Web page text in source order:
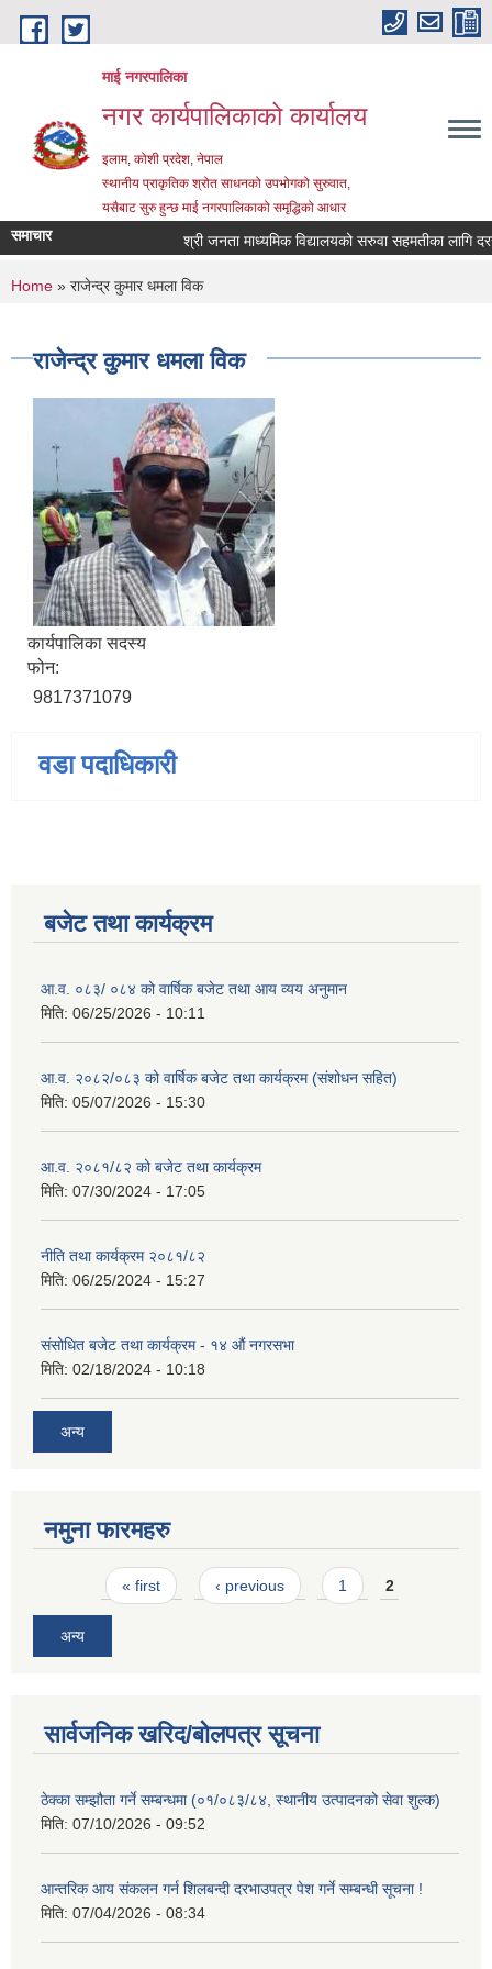
Skip to main content
माई नगरपालिका
नगर कार्यपालिकाको कार्यालय
इलाम, कोशी प्रदेश, नेपाल
स्थानीय प्राकृतिक श्रोत साधनको उपभोगको सुरुवात,
यसैबाट सुरु हुन्छ माई नगरपालिकाको समृद्धिको आधार
समाचार श्री जनता माध्यमिक विद्यालयको सरुवा सहमतीका लागि
You are here
Home » राजेन्द्र कुमार धमला विक
राजेन्द्र कुमार धमला विक
कार्यपालिका सदस्य
फोन:
9817371079
वडा पदाधिकारी
बजेट तथा कार्यक्रम
आ.व. ०८३/ ०८४ को वार्षिक बजेट तथा आय व्यय अनुमान
मिति: 06/25/2026 - 10:11
आ.व. २०८२/०८३ को वार्षिक बजेट तथा कार्यक्रम (संशोधन सहित)
मिति: 05/07/2026 - 15:30
आ.व. २०८१/८२ को बजेट तथा कार्यक्रम
मिति: 07/30/2024 - 17:05
नीति तथा कार्यक्रम २०८१/८२
मिति: 06/25/2024 - 15:27
संसोधित बजेट तथा कार्यक्रम - १४ औं नगरसभा
मिति: 02/18/2024 - 10:18
अन्य
नमुना फारमहरु
Pages« first ‹ previous 1 2
अन्य
सार्वजनिक खरिद/बोलपत्र सूचना
ठेक्का सम्झौता गर्ने सम्बन्धमा (०१/०८३/८४, स्थानीय उत्पादनको सेवा शुल्क)
मिति: 07/10/2026 - 09:52
आन्तरिक आय संकलन गर्न शिलबन्दी दरभाउपत्र पेश गर्ने सम्बन्धी सूचना !
मिति: 07/04/2026 - 08:34